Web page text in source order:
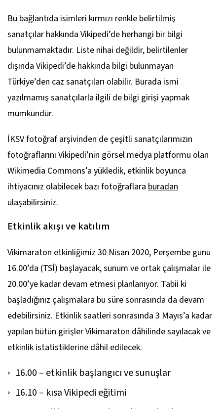
Bu bağlantıda isimleri kırmızı renkle belirtilmiş
sanatçılar hakkında Vikipedi’de herhangi bir bilgi
bulunmamaktadır. Liste nihai değildir, belirtilenler
dışında Vikipedi’de hakkında bilgi bulunmayan
Türkiye’den caz sanatçıları olabilir. Burada ismi
yazılmamış sanatçılarla ilgili de bilgi girişi yapmak
mümkündür.
İKSV fotoğraf arşivinden de çeşitli sanatçılarımızın
fotoğraflarını Vikipedi’nin görsel medya platformu olan
Wikimedia Commons’a yükledik, etkinlik boyunca
ihtiyacınız olabilecek bazı fotoğraflara buradan
ulaşabilirsiniz.
Etkinlik akışı ve katılım
Vikimaraton etkinliğimiz 30 Nisan 2020, Perşembe günü
16.00’da (TSİ) başlayacak, sunum ve ortak çalışmalar ile
20.00’ye kadar devam etmesi planlanıyor. Tabii ki
başladığınız çalışmalara bu süre sonrasında da devam
edebilirsiniz. Etkinlik saatleri sonrasında 3 Mayıs’a kadar
yapılan bütün girişler Vikimaraton dâhilinde sayılacak ve
etkinlik istatistiklerine dâhil edilecek.
16.00 – etkinlik başlangıcı ve sunuşlar
16.10 – kısa Vikipedi eğitimi